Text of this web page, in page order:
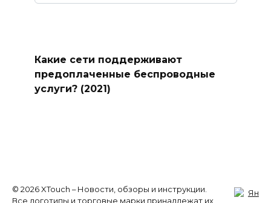
Какие сети поддерживают
предоплаченные беспроводные
услуги? (2021)
© 2026 XTouch – Новости, обзоры и инструкции.
Все логотипы и торговые марки принадлежат их